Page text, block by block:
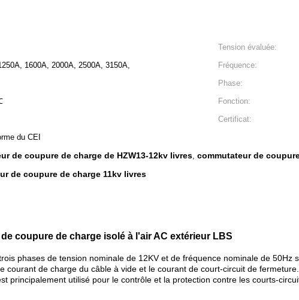
Tension évaluée:
1600A, 2000A, 2500A, 3150A, Fréquence:
Phase:
Fonction:
Certificat:
du CEI
de coupure de charge de HZW13-12kv livres, commutateur de
de coupure de charge 11kv livres
coupure de charge isolé à l'air AC extérieur LBS
phases de tension nominale de 12KV et de fréquence nominale de
courant de charge du câble à vide et le courant de court-circuit de
principalement utilisé pour le contrôle et la protection contre les courts-